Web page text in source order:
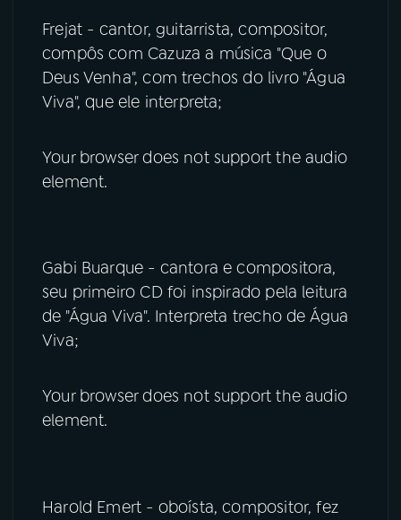
Frejat - cantor, guitarrista, compositor,
compôs com Cazuza a música "Que o
Deus Venha", com trechos do livro "Água
Viva", que ele interpreta;
Your browser does not support the audio
element.
Gabi Buarque - cantora e compositora,
seu primeiro CD foi inspirado pela leitura
de "Água Viva". Interpreta trecho de Água
Viva;
Your browser does not support the audio
element.
Harold Emert - oboísta, compositor, fez